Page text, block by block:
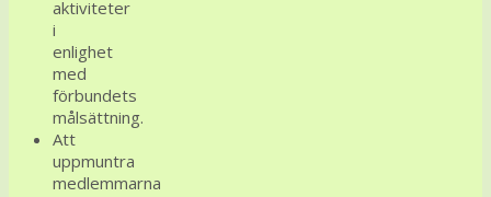
aktiviteter
i
enlighet
med
förbundets
målsättning.
Att
uppmuntra
medlemmarna